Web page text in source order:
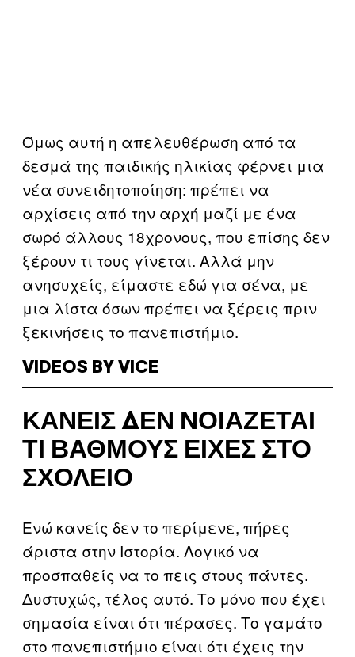
Όμως αυτή η απελευθέρωση από τα
δεσμά της παιδικής ηλικίας φέρνει μια
νέα συνειδητοποίηση: πρέπει να
αρχίσεις από την αρχή μαζί με ένα
σωρό άλλους 18χρονους, που επίσης δεν
ξέρουν τι τους γίνεται. Αλλά μην
ανησυχείς, είμαστε εδώ για σένα, με
μια λίστα όσων πρέπει να ξέρεις πριν
ξεκινήσεις το πανεπιστήμιο.
VIDEOS BY VICE
ΚΑΝΕΊΣ ΔΕΝ ΝΟΙΆΖΕΤΑΙ
ΤΙ ΒΑΘΜΟΎΣ ΕΊΧΕΣ ΣΤΟ
ΣΧΟΛΕΊΟ
Ενώ κανείς δεν το περίμενε, πήρες
άριστα στην Ιστορία. Λογικό να
προσπαθείς να το πεις στους πάντες.
Δυστυχώς, τέλος αυτό. Το μόνο που έχει
σημασία είναι ότι πέρασες. Το γαμάτο
στο πανεπιστήμιο είναι ότι έχεις την